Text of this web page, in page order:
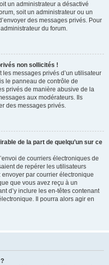
un administrateur a désactivé
soit un administrateur ou un
des messages privés. Pour
du forum.
non sollicités !
messages privés d’un utilisateur
le panneau de contrôle de
privés de manière abusive de la
aux modérateurs. Ils
des messages privés.
de la part de quelqu’un sur ce
de courriers électroniques de
de repérer les utilisateurs
par courrier électronique
que vous avez reçu à un
d’y inclure les en-têtes contenant
Il pourra alors agir en